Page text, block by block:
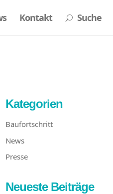
Kontakt U Suche
Kategorien
Baufortschritt
News
Presse
Neueste Beiträge